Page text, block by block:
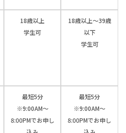
18歳以上
学生可
18歳以上～39歳
以下
学生可
最短5分
※9:00AM～
8:00PMでお申し
最短5分
※9:00AM～
8:00PMでお申し